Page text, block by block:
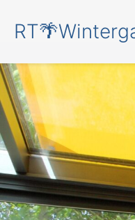
Ihr